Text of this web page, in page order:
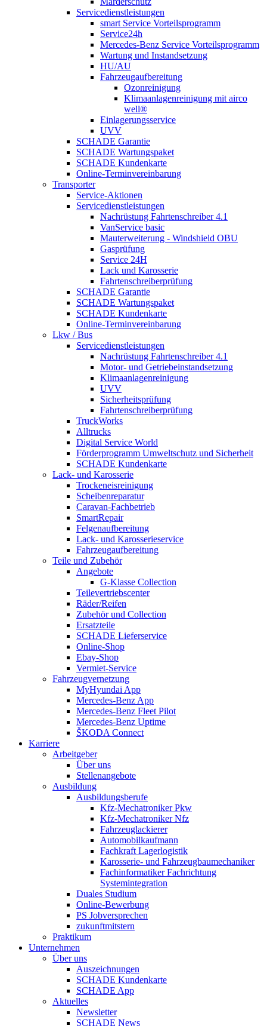
Servicedienstleistungen
smart Service Vorteilsprogramm
Service24h
Mercedes-Benz Service Vorteilsprogramm
Wartung und Instandsetzung
HU/AU
Fahrzeugaufbereitung
Ozonreinigung
Klimaanlagenreinigung mit airco
well®
Einlagerungsservice
UVV
SCHADE Garantie
SCHADE Wartungspaket
SCHADE Kundenkarte
Online-Terminvereinbarung
Transporter
Service-Aktionen
Servicedienstleistungen
Nachrüstung Fahrtenschreiber 4.1
VanService basic
Mauterweiterung - Windshield OBU
Gasprüfung
Service 24H
Lack und Karosserie
Fahrtenschreiberprüfung
SCHADE Garantie
SCHADE Wartungspaket
SCHADE Kundenkarte
Online-Terminvereinbarung
Lkw / Bus
Servicedienstleistungen
Nachrüstung Fahrtenschreiber 4.1
Motor- und Getriebeinstandsetzung
Klimaanlagenreinigung
UVV
Sicherheitsprüfung
Fahrtenschreiberprüfung
TruckWorks
Alltrucks
Digital Service World
Förderprogramm Umweltschutz und Sicherheit
SCHADE Kundenkarte
Lack- und Karosserie
Trockeneisreinigung
Scheibenreparatur
Caravan-Fachbetrieb
SmartRepair
Felgenaufbereitung
Lack- und Karosserieservice
Fahrzeugaufbereitung
Teile und Zubehör
Angebote
G-Klasse Collection
Teilevertriebscenter
Räder/Reifen
Zubehör und Collection
Ersatzteile
SCHADE Lieferservice
Online-Shop
Ebay-Shop
Vermiet-Service
Fahrzeugvernetzung
MyHyundai App
Mercedes-Benz App
Mercedes-Benz Fleet Pilot
Mercedes-Benz Uptime
ŠKODA Connect
Karriere
Arbeitgeber
Über uns
Stellenangebote
Ausbildung
Ausbildungsberufe
Kfz-Mechatroniker Pkw
Kfz-Mechatroniker Nfz
Fahrzeuglackierer
Automobilkaufmann
Fachkraft Lagerlogistik
Karosserie- und Fahrzeugbaumechaniker
Fachinformatiker Fachrichtung
Systemintegration
Duales Studium
Online-Bewerbung
PS Jobversprechen
zukunftmitstern
Praktikum
Unternehmen
Über uns
Auszeichnungen
SCHADE Kundenkarte
SCHADE App
Aktuelles
Newsletter
SCHADE News